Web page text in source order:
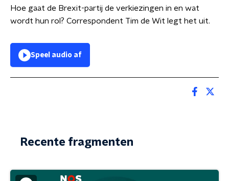
Hoe gaat de Brexit-partij de verkiezingen in en wat
wordt hun rol? Correspondent Tim de Wit legt het uit.
Speel audio af
Recente fragmenten